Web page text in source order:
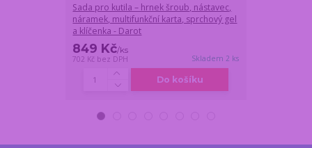
Sada pro kutila – hrnek šroub, nástavec,
náramek, multifunkční karta, sprchový gel
a klíčenka - Darot
849 Kč/ks
702 Kč bez DPH Skladem 2 ks
Do košíku